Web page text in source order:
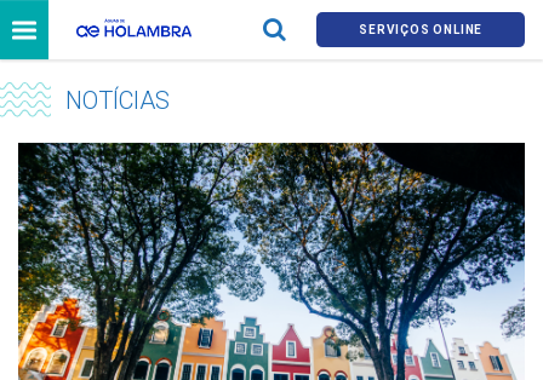
SERVIÇOS ONLINE
NOTÍCIAS